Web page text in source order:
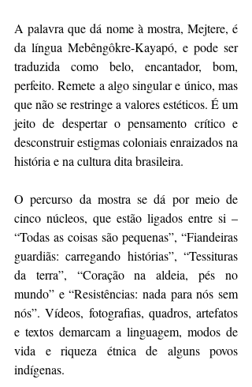
A palavra que dá nome à mostra, Mejtere, é
da língua Mebêngôkre-Kayapó, e pode ser
traduzida como belo, encantador, bom,
perfeito. Remete a algo singular e único, mas
que não se restringe a valores estéticos. É um
jeito de despertar o pensamento crítico e
desconstruir estigmas coloniais enraizados na
história e na cultura dita brasileira.
O percurso da mostra se dá por meio de
cinco núcleos, que estão ligados entre si –
“Todas as coisas são pequenas”, “Fiandeiras
guardiãs: carregando histórias”, “Tessituras
da terra”, “Coração na aldeia, pés no
mundo” e “Resistências: nada para nós sem
nós”. Vídeos, fotografias, quadros, artefatos
e textos demarcam a linguagem, modos de
vida e riqueza étnica de alguns povos
indígenas.